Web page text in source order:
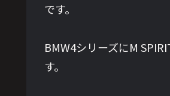
です。
BMW4シリーズにM
す。